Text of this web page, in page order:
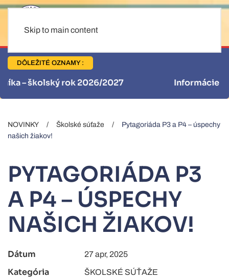
Skip to main content
DÔLEŽITÉ OZNAMY :
Informácie pre stravníkov
NOVINKY Školské súťaže
Pytagoriáda P3 a P4 – úspechy
našich žiakov!
PYTAGORIÁDA P3
A P4 – ÚSPECHY
NAŠICH ŽIAKOV!
Dátum 27 apr, 2025
Kategória ŠKOLSKÉ SÚŤAŽE